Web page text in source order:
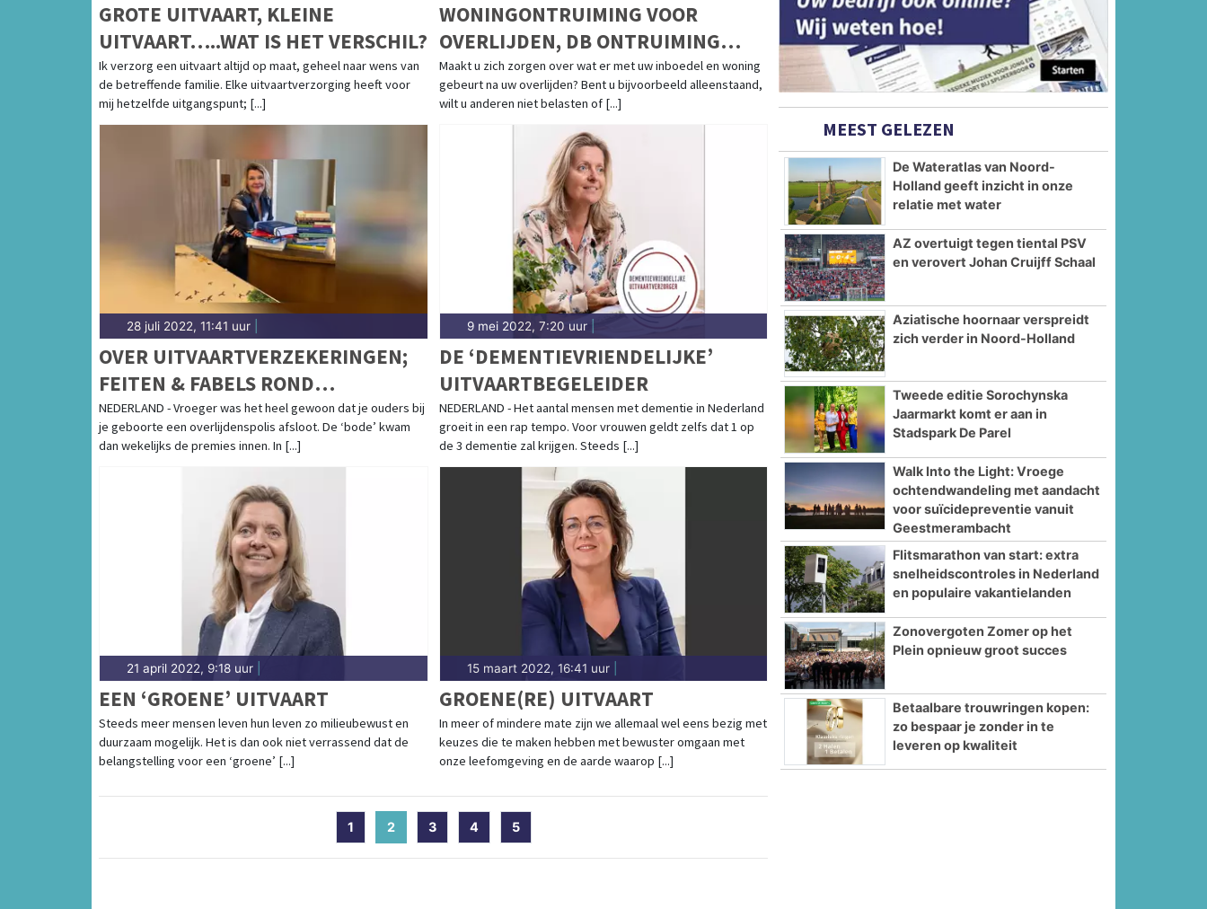
GROTE UITVAART, KLEINE
UITVAART…..WAT IS HET VERSCHIL?
Ik verzorg een uitvaart altijd op maat, geheel naar wens van
de betreffende familie. Elke uitvaartverzorging heeft voor
mij hetzelfde uitgangspunt; [...]
WONINGONTRUIMING VOOR
OVERLIJDEN, DB ONTRUIMING
HELPT
Maakt u zich zorgen over wat er met uw inboedel en woning
gebeurt na uw overlijden? Bent u bijvoorbeeld alleenstaand,
wilt u anderen niet belasten of [...]
28 juli 2022, 11:41 uur
OVER UITVAARTVERZEKERINGEN;
FEITEN & FABELS ROND
KEUZEVRIJHEID
NEDERLAND - Vroeger was het heel gewoon dat je ouders bij
je geboorte een overlijdenspolis afsloot. De ‘bode’ kwam
dan wekelijks de premies innen. In [...]
9 mei 2022, 7:20 uur|
DE ‘DEMENTIEVRIENDELIJKE’
UITVAARTBEGELEIDER
NEDERLAND - Het aantal mensen met dementie in Nederland
groeit in een rap tempo. Voor vrouwen geldt zelfs dat 1 op
de 3 dementie zal krijgen. Steeds [...]
21 april 2022, 9:18 uur
EEN ‘GROENE’ UITVAART
Steeds meer mensen leven hun leven zo milieubewust en
duurzaam mogelijk. Het is dan ook niet verrassend dat de
belangstelling voor een ‘groene’ [...]
15 maart 2022, 16:41 uur|
GROENE(RE) UITVAART
In meer of mindere mate zijn we allemaal wel eens bezig met
keuzes die te maken hebben met bewuster omgaan met
onze leefomgeving en de aarde waarop [...]
1 2(current)
3 4 5
MEEST GELEZEN
De Wateratlas van Noord-
Holland geeft inzicht in onze
relatie met water
AZ overtuigt tegen tiental PSV
en verovert Johan Cruijff Schaal
Aziatische hoornaar verspreidt
zich verder in Noord-Holland
Tweede editie Sorochynska
Jaarmarkt komt er aan in
Stadspark De Parel
Walk Into the Light: Vroege
ochtendwandeling met aandacht
voor suïcidepreventie vanuit
Geestmerambacht
Flitsmarathon van start: extra
snelheidscontroles in Nederland
en populaire vakantielanden
Zonovergoten Zomer op het
Plein opnieuw groot succes
Betaalbare trouwringen kopen:
zo bespaar je zonder in te
leveren op kwaliteit